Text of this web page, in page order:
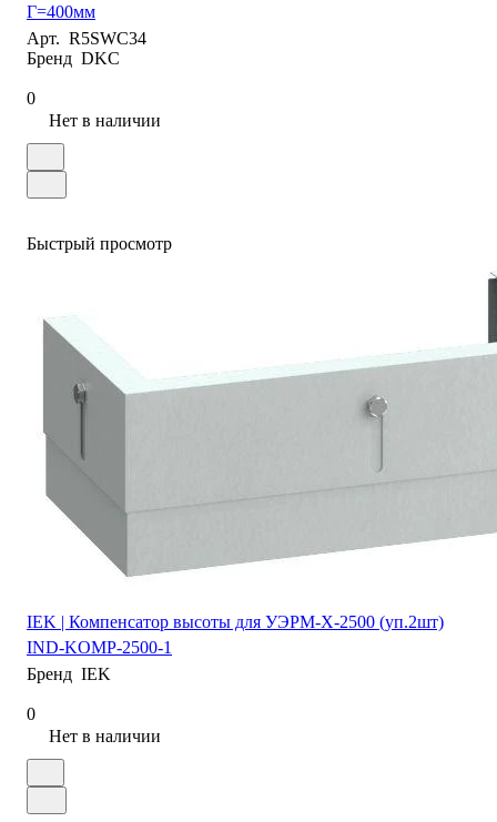
Г=400мм
Арт. R5SWC34
Бренд DKC
0
Нет в наличии
Быстрый просмотр
IEK | Компенсатор высоты для УЭРМ-Х-2500 (уп.2шт)
IND-KOMP-2500-1
Бренд IEK
0
Нет в наличии